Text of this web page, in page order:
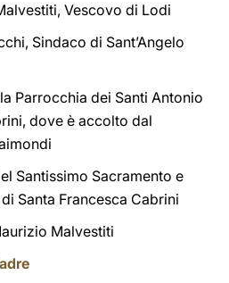
Vescovo di Lodi
Sindaco di Sant’Angelo
Parrocchia dei Santi Antonio
dove è accolto dal
Santissimo Sacramento e
Santa Francesca Cabrini
Malvestiti